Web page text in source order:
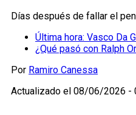
Días después de fallar el
Última hora: Vasco Da
¿Qué pasó con Ralph
Por Ramiro Canessa
Actualizado el 08/06/2026 -